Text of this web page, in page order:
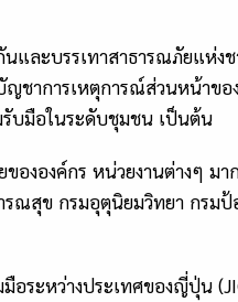
ละบรรเทาสาธารณภัยแห่งช
ชาการเหตุการณ์ส่วนหน้าขอ
รับมือในระดับชุมชน เป็นต้น
ององค์กร หน่วยงานต่างๆ ม
สุข กรมอุตุนิยมวิทยา กรมป้
ระหว่างประเทศของญี่ปุ่น